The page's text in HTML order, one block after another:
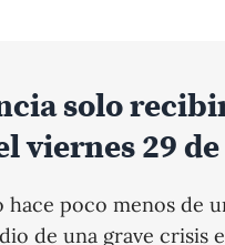
solo
viernes 29
poco menos de
de una grave crisis